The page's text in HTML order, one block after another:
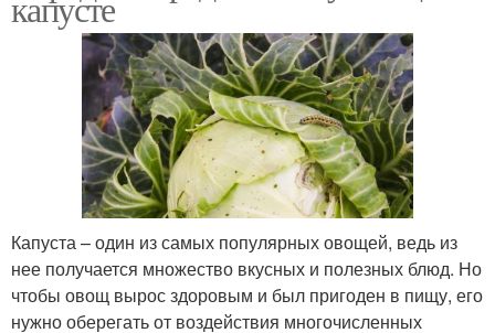
Капуста – один из самых популярных овощей, ведь из
нее получается множество вкусных и полезных блюд. Но
чтобы овощ вырос здоровым и был пригоден в пищу, его
нужно оберегать от воздействия многочисленных